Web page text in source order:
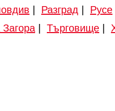
Разград Русе
Търговище